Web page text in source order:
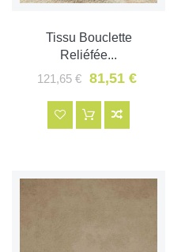
Tissu Bouclette
Reliéfée...
121,65 €
81,51 €